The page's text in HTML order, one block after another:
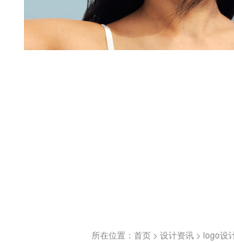
所在位置： 首页 > 设计资讯 > logo设